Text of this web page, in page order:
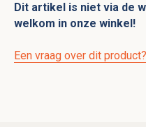
Dit artikel is niet via de
welkom in onze winkel!
Een vraag over dit product?